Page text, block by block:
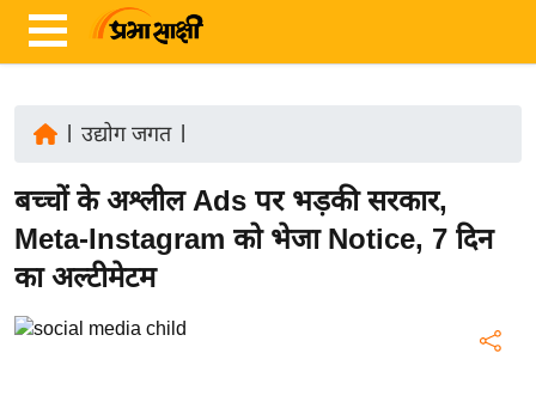
ज़ा
ख
र
रा
उद्योग जगत|
बच्चों के अश्लील Ads पर भड़की सरकार,
Meta-Instagram को भेजा Notice, 7 दिन
का अल्टीमेटम